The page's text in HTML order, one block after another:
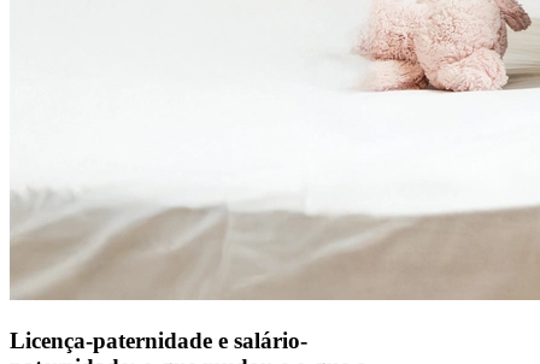
Licença-paternidade e salário-